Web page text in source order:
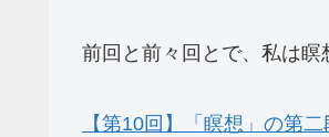
前回と前々回とで、私は瞑
【第10回】「瞑想」の第